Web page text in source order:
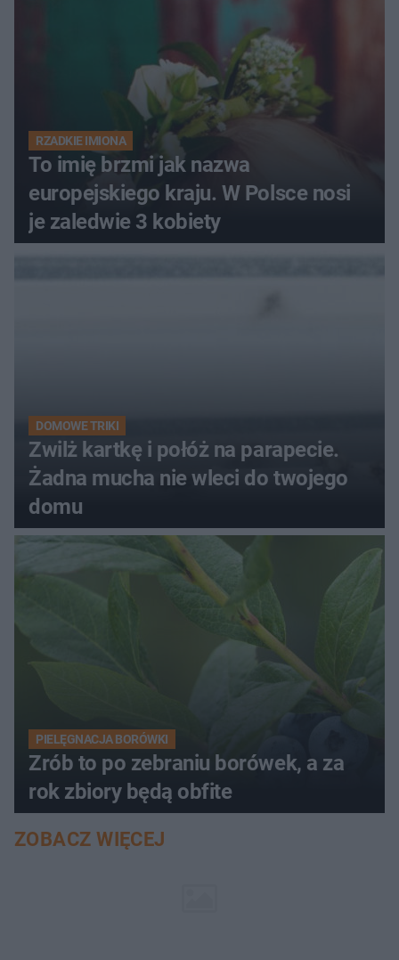
RZADKIE IMIONA
To imię brzmi jak nazwa
europejskiego kraju. W Polsce nosi
je zaledwie 3 kobiety
DOMOWE TRIKI
Zwilż kartkę i połóż na parapecie.
Żadna mucha nie wleci do twojego
domu
PIELĘGNACJA BORÓWKI
Zrób to po zebraniu borówek, a za
rok zbiory będą obfite
ZOBACZ WIĘCEJ